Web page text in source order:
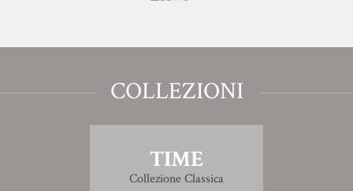
COLLEZIONI
TIME
Collezione Classica